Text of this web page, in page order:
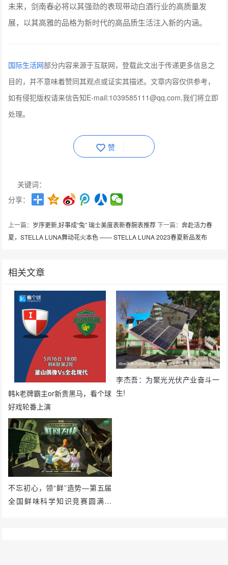
未来，剑南春必将以其强劲的表现带动白酒行业的高质量发
展，以其高雅的品格为新时代的高品质生活注入新的内涵。
国际生活网部分内容来源于互联网，登载此文出于传递更多信息之
目的，并不意味着赞同其观点或证实其描述。文章内容仅供参考，
如有侵犯版权请来信告知E-mail:1039585111@qq.com,我们将立即
处理。
赞
关键词：
分享：
上一篇： 岁序更新,好事成“兔” 瑞士美度表新春腕表推荐下一篇：奔赴活力春
夏，STELLA LUNA舞动花火本色 —— STELLA LUNA 2023春夏新品发布
相关文章
韩k老牌霸主or新贵黑马，看个球
好戏轮番上演
李杰吾：为聚光光伏产业奋斗一
生!
不忘初心，领“鲜”造势—第五届
全国鲜味科学知识竞赛圆满落